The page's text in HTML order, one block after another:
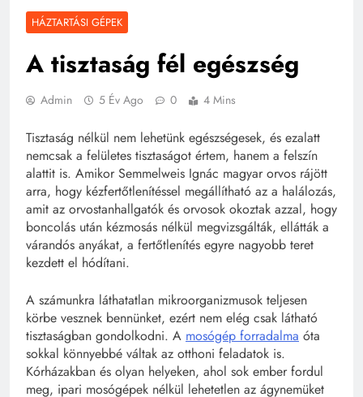
HÁZTARTÁSI GÉPEK
A tisztaság fél egészség
Admin 5 Év Ago 0 4 Mins
Tisztaság nélkül nem lehetünk egészségesek, és ezalatt
nemcsak a felületes tisztaságot értem, hanem a felszín
alattit is. Amikor Semmelweis Ignác magyar orvos rájött
arra, hogy kézfertőtlenítéssel megállítható az a halálozás,
amit az orvostanhallgatók és orvosok okoztak azzal, hogy
boncolás után kézmosás nélkül megvizsgálták, ellátták a
várandós anyákat, a fertőtlenítés egyre nagyobb teret
kezdett el hódítani.
A számunkra láthatatlan mikroorganizmusok teljesen
körbe vesznek bennünket, ezért nem elég csak látható
tisztaságban gondolkodni. A mosógép forradalma óta
sokkal könnyebbé váltak az otthoni feladatok is.
Kórházakban és olyan helyeken, ahol sok ember fordul
meg, ipari mosógépek nélkül lehetetlen az ágynemüket